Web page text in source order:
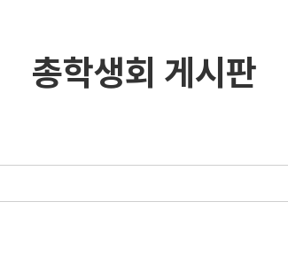
총학생회 게시판